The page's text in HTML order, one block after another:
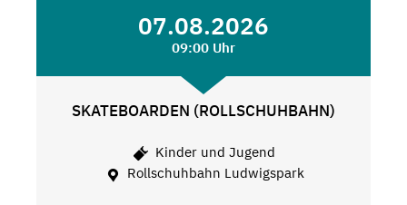
07.08.2026
09:00 Uhr
SKATEBOARDEN (ROLLSCHUHBAHN)
Kinder und Jugend
Rollschuhbahn Ludwigspark